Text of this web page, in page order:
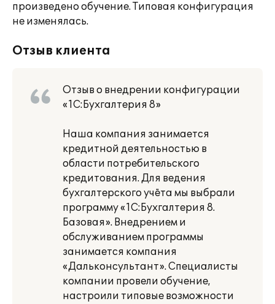
произведено обучение. Типовая конфигурация
не изменялась.
Отзыв клиента
Отзыв о внедрении конфигурации
«1С:Бухгалтерия 8»
Наша компания занимается
кредитной деятельностью в
области потребительского
кредитования. Для ведения
бухгалтерского учёта мы выбрали
программу «1С:Бухгалтерия 8.
Базовая». Внедрением и
обслуживанием программы
занимается компания
«Дальконсультант». Специалисты
компании провели обучение,
настроили типовые возможности